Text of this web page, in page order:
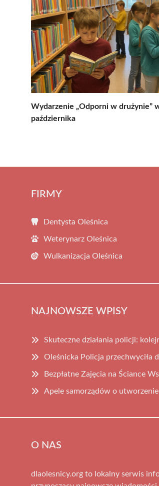
Wydarzenie „Odporni w drużynie”
października
FIRMY
Dentysta Oleśnica
Weterynarz Oleśnica
Wulkanizacja Oleśnica
NAJNOWSZE WPISY
Skuteczne działania policji:
Oleśnicka Policja przechwyciła
Bezpłatne Zajęcia na Ściance
Apele samorządów o
O NAS
dlaolesnicy.org to lokalny serwis